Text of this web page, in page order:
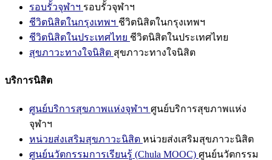
รอบรั้วจุฬาฯ รอบรั้วจุฬาฯ
ชีวิตนิสิตในกรุงเทพฯ ชีวิตนิสิตในกรุงเทพฯ
ชีวิตนิสิตในประเทศไทย ชีวิตนิสิตในประเทศไทย
สุขภาวะทางใจนิสิต สุขภาวะทางใจนิสิต
บริการนิสิต
ศูนย์บริการสุขภาพแห่งจุฬาฯ ศูนย์บริการสุขภาพแห่ง
จุฬาฯ
หน่วยส่งเสริมสุขภาวะนิสิต หน่วยส่งเสริมสุขภาวะนิสิต
ศูนย์นวัตกรรมการเรียนรู้ (Chula MOOC) ศูนย์นวัตกรรม